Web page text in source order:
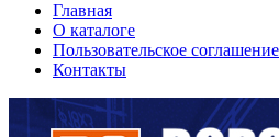
Главная
О каталоге
Пользовательское соглашение
Контакты